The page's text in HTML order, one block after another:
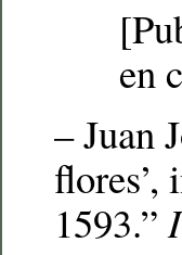
en
– Juan
1593.”